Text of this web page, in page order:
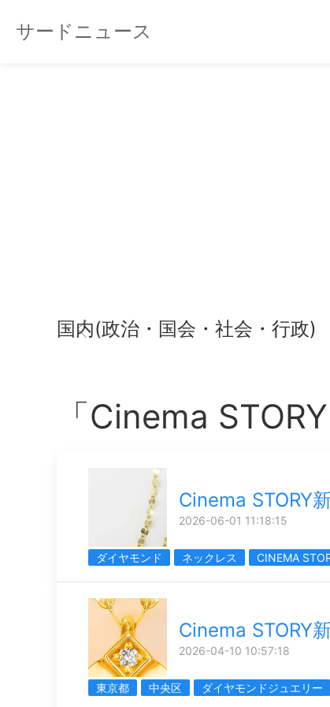
サードニュース
国内(政治・国会・社会・行政)
「Cinema
Cinema STORY
2026-06-01 11:18:15
ダイヤモンド ネックレス CINEMA
Cinema STORY
2026-04-10 10:57:18
東京都 中央区 ダイヤモンドジュエリー